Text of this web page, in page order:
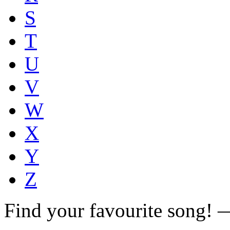
S
T
U
V
W
X
Y
Z
Find your favourite song!